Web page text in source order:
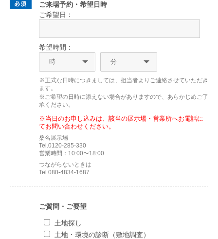
ご来場予約・希望日時
ご希望日：
希望時間：
※正式な日時につきましては、担当者よりご連絡させていただき
ます。
※ご希望の日時に添えない場合がありますので、あらかじめご了
承ください。
※当日のお申し込みは、該当の展示場・営業所へお電話に
てお問い合わせください。
桑名展示場
Tel.0120-285-330
営業時間：10:00〜18:00
つながらないときは
Tel.080-4834-1687
ご質問・ご要望
土地探し
土地・環境の診断（敷地調査）